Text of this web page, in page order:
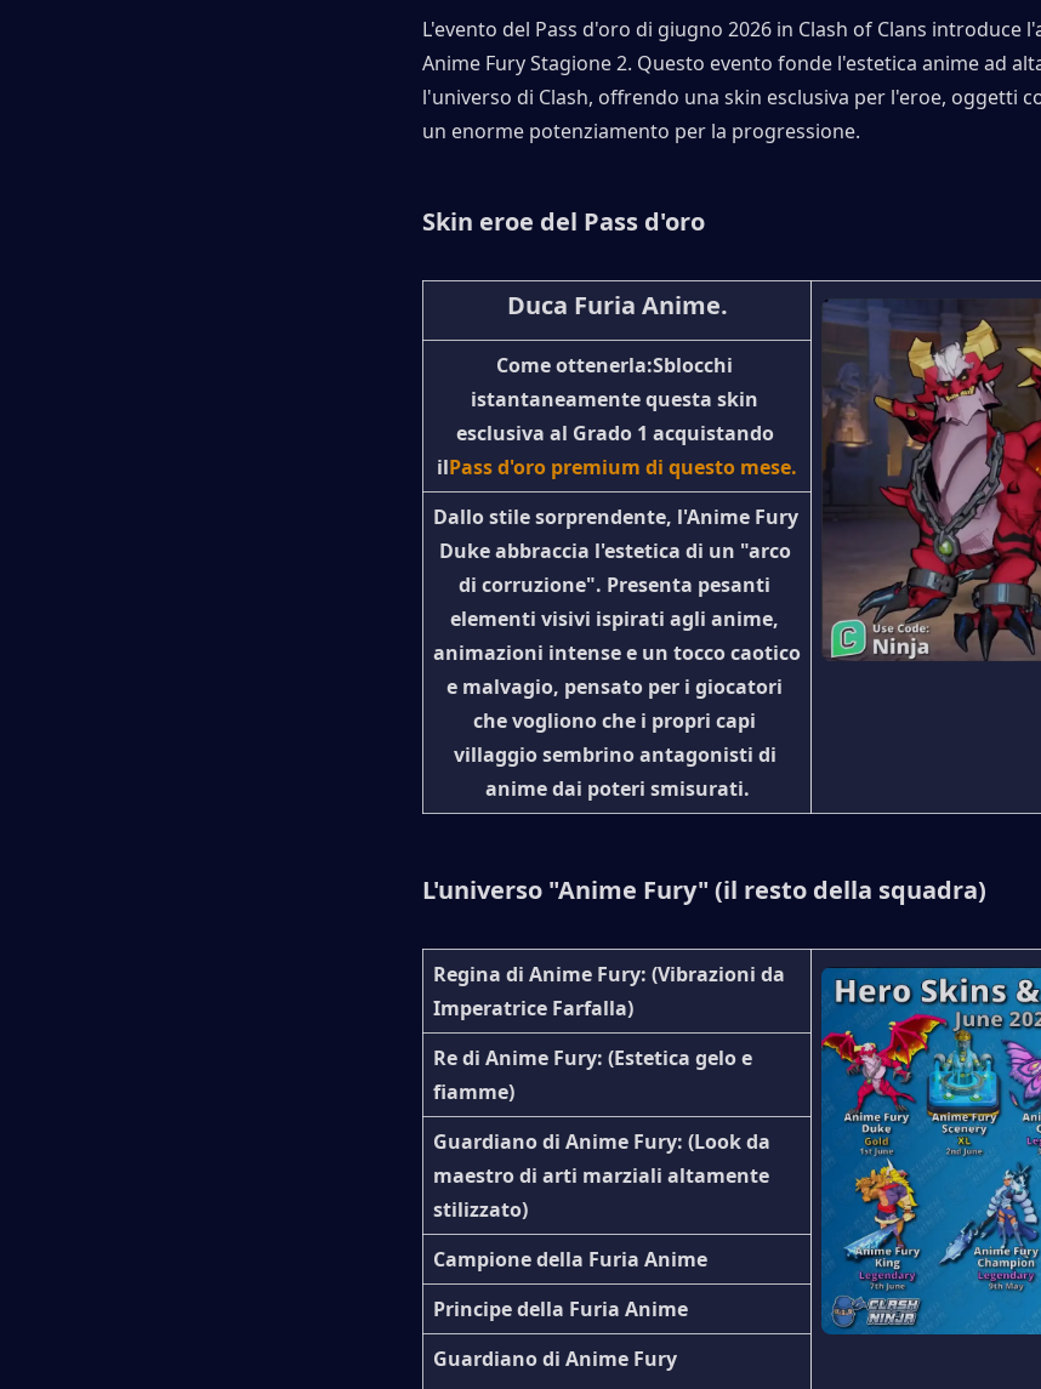
L'evento del Pass d'oro di giugno 2026 in Clash of Clans introduce
Anime Fury Stagione 2. Questo evento fonde l'estetica anime ad
l'universo di Clash, offrendo una skin esclusiva per l'eroe, oggetti
un enorme potenziamento per la progressione.
Skin eroe del Pass d'oro
Duca Furia Anime.
Come ottenerla:Sblocchi
istantaneamente questa skin
esclusiva al Grado 1 acquistando
ilPass d'oro premium di questo mese.
Dallo stile sorprendente, l'Anime Fury
Duke abbraccia l'estetica di un "arco
di corruzione". Presenta pesanti
elementi visivi ispirati agli anime,
animazioni intense e un tocco caotico
e malvagio, pensato per i giocatori
che vogliono che i propri capi
villaggio sembrino antagonisti di
anime dai poteri smisurati.
L'universo "Anime Fury" (il resto della squadra)
Regina di Anime Fury: (Vibrazioni da
Imperatrice Farfalla)
Re di Anime Fury: (Estetica gelo e
fiamme)
Guardiano di Anime Fury: (Look da
maestro di arti marziali altamente
stilizzato)
Campione della Furia Anime
Principe della Furia Anime
Guardiano di Anime Fury